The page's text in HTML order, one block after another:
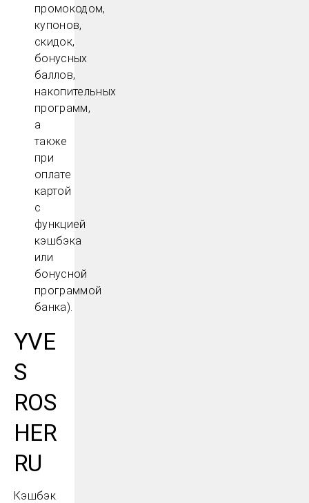
промокодом,
купонов,
скидок,
бонусных
баллов,
накопительных
программ,
а
также
при
оплате
картой
с
функцией
кэшбэка
или
бонусной
программой
банка).
YVE
S
ROS
HER
RU
Кэшбэк